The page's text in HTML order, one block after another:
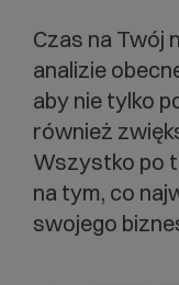
Czas na Twój
analizie
aby nie tylko
również
Wszystko po
na tym, co
swojego